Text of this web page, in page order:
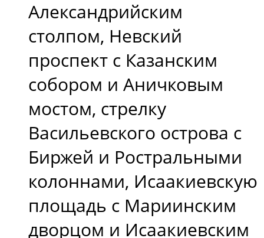
Александрийским
столпом, Невский
проспект с Казанским
собором и Аничковым
мостом, стрелку
Васильевского острова с
Биржей и Ростральными
колоннами, Исаакиевскую
площадь с Мариинским
дворцом и Исаакиевским